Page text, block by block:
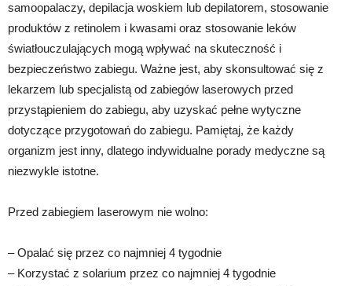
samoopalaczy, depilacja woskiem lub depilatorem, stosowanie
produktów z retinolem i kwasami oraz stosowanie leków
światłouczulających mogą wpływać na skuteczność i
bezpieczeństwo zabiegu. Ważne jest, aby skonsultować się z
lekarzem lub specjalistą od zabiegów laserowych przed
przystąpieniem do zabiegu, aby uzyskać pełne wytyczne
dotyczące przygotowań do zabiegu. Pamiętaj, że każdy
organizm jest inny, dlatego indywidualne porady medyczne są
niezwykle istotne.
Przed zabiegiem laserowym nie wolno:
– Opalać się przez co najmniej 4 tygodnie
– Korzystać z solarium przez co najmniej 4 tygodnie